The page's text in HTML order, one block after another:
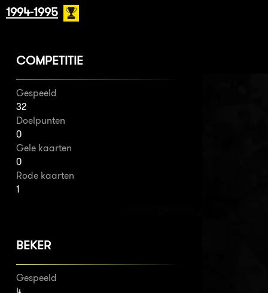
1994-1995
COMPETITIE
Gespeeld
32
Doelpunten
0
Gele kaarten
0
Rode kaarten
1
BEKER
Gespeeld